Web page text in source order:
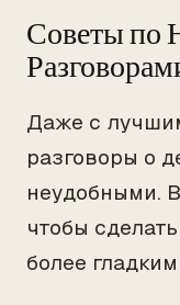
Советы по
Даже с
разговоры о
неудобными.
чтобы
более